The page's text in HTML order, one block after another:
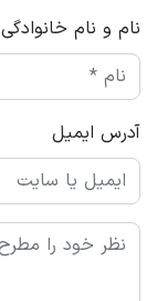
نام و نام خانوادگی
آدرس ایمیل